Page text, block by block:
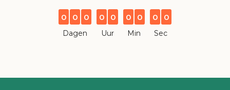
0 0 0
Dagen
0 0
Uur
0 0
Min
0 0
Sec